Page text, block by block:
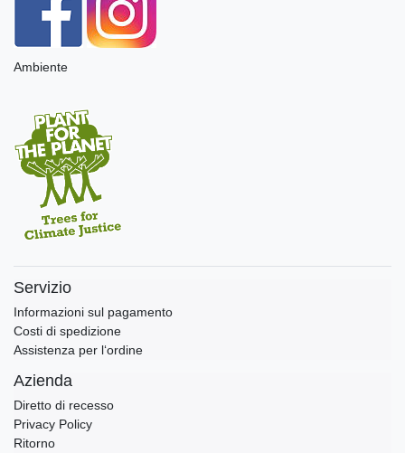
Ambiente
Servizio
Informazioni sul pagamento
Costi di spedizione
Assistenza per l‘ordine
Azienda
Diretto di recesso
Privacy Policy
Ritorno